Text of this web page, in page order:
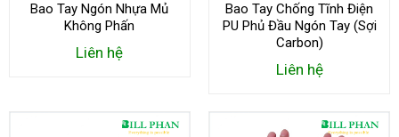
Bao Tay Ngón Nhựa Mủ
Không Phấn
Liên hệ
Bao Tay Chống Tĩnh Điện
PU Phủ Đầu Ngón Tay (Sợi
Carbon)
Liên hệ